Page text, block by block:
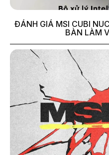
ĐÁNH GIÁ MSI CUBI
BÀN LÀM